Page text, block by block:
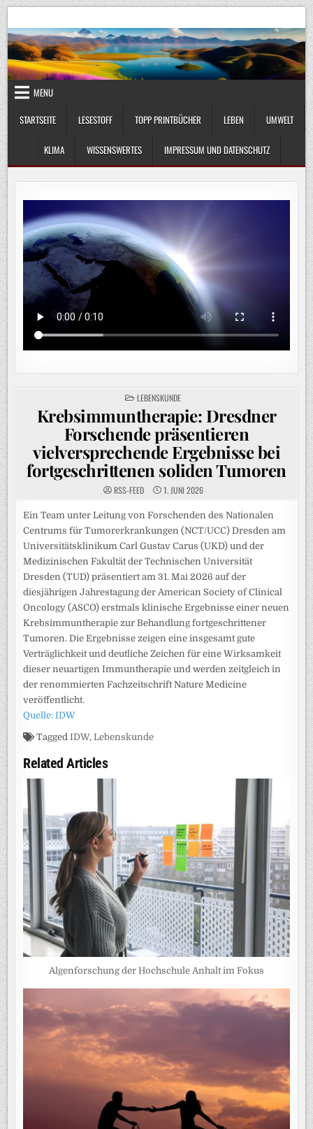
Skip
to
content
UmweltKlima.com
MENU
STARTSEITE
LESESTOFF TOPP PRINTBÜCHER LEBEN UMWELT
KLIMA WISSENSWERTES IMPRESSUM UND DATENSCHUTZ
POSTED
IN
LEBENSKUNDE
Krebsimmuntherapie: Dresdner
Forschende präsentieren
vielversprechende Ergebnisse bei
fortgeschrittenen soliden Tumoren
RSS-FEED 1. JUNI 2026
Ein Team unter Leitung von Forschenden des Nationalen
Centrums für Tumorerkrankungen (NCT/UCC) Dresden am
Universitätsklinikum Carl Gustav Carus (UKD) und der
Medizinischen Fakultät der Technischen Universität
Dresden (TUD) präsentiert am 31. Mai 2026 auf der
diesjährigen Jahrestagung der American Society of Clinical
Oncology (ASCO) erstmals klinische Ergebnisse einer neuen
Krebsimmuntherapie zur Behandlung fortgeschrittener
Tumoren. Die Ergebnisse zeigen eine insgesamt gute
Verträglichkeit und deutliche Zeichen für eine Wirksamkeit
dieser neuartigen Immuntherapie und werden zeitgleich in
der renommierten Fachzeitschrift Nature Medicine
veröffentlicht.
Quelle: IDW
TaggedIDW,Lebenskunde
Related Articles
Algenforschung der Hochschule Anhalt im Fokus